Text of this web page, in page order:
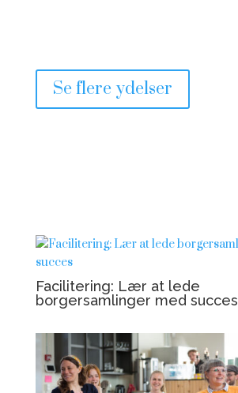
Se flere ydelser
Facilitering: Lær at lede
borgersamlinger med succes